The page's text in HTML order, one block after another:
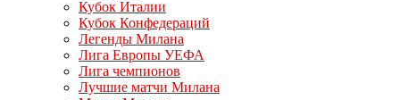
Кубок Италии
Кубок Конфедераций
Легенды Милана
Лига Европы УЕФА
Лига чемпионов
Лучшие матчи Милана